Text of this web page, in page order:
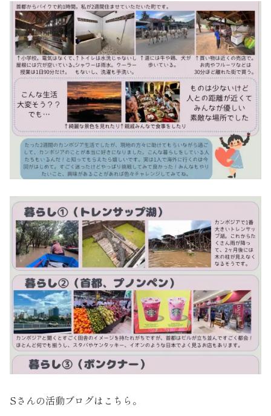
Sさんの活動ブログはこちら。